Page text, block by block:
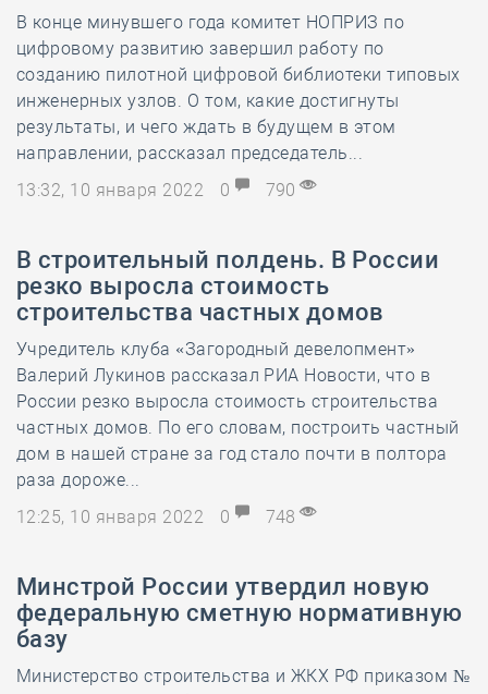
В конце минувшего года комитет НОПРИЗ по
цифровому развитию завершил работу по
созданию пилотной цифровой библиотеки типовых
инженерных узлов. О том, какие достигнуты
результаты, и чего ждать в будущем в этом
направлении, рассказал председатель...
13:32, 10 января 2022
0 790
В строительный полдень. В России
резко выросла стоимость
строительства частных домов
Учредитель клуба «Загородный девелопмент»
Валерий Лукинов рассказал РИА Новости, что в
России резко выросла стоимость строительства
частных домов. По его словам, построить частный
дом в нашей стране за год стало почти в полтора
раза дороже...
12:25, 10 января 2022
0 748
Минстрой России утвердил новую
федеральную сметную нормативную
базу
Министерство строительства и ЖКХ РФ приказом №